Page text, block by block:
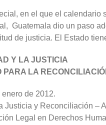
en el que el
Guatemala dio un paso
de justicia. El Estado
Y LA JUSTICIA
PARA LA
de 2012.
Justicia y Reconciliación –
Legal en Derechos